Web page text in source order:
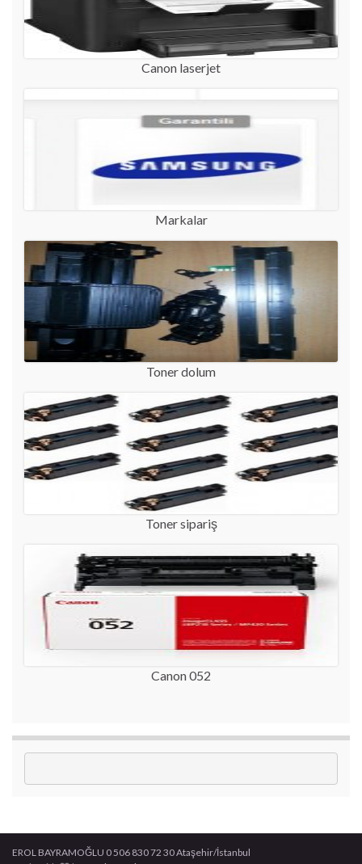
Canon laserjet
Markalar
Toner dolum
Toner sipariş
Canon 052
EROL BAYRAMOĞLU 0 506 830 72 30 Ataşehir/İstanbul